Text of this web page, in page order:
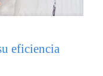
eficiencia